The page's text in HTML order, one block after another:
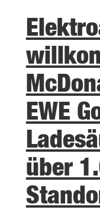
EWE
über